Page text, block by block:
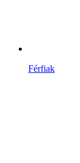
Férfiak